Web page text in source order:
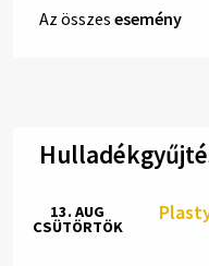
Az összes esemény
13. AUG
CSÜTÖRTÖK